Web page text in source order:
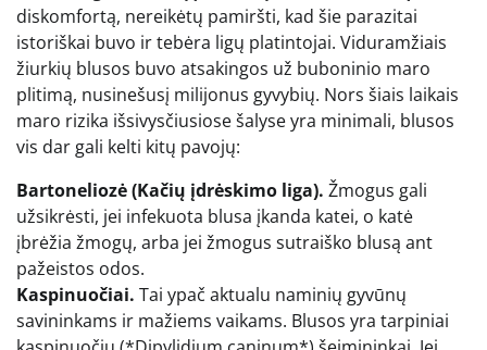
diskomfortą, nereikėtų pamiršti, kad šie parazitai
istoriškai buvo ir tebėra ligų platintojai. Viduramžiais
žiurkių blusos buvo atsakingos už buboninio maro
plitimą, nusinešusį milijonus gyvybių. Nors šiais laikais
maro rizika išsivysčiusiose šalyse yra minimali, blusos
vis dar gali kelti kitų pavojų:
Bartoneliozė (Kačių įdrėskimo liga). Žmogus gali
užsikrėsti, jei infekuota blusa įkanda katei, o katė
įbrėžia žmogų, arba jei žmogus sutraiško blusą ant
pažeistos odos.
Kaspinuočiai. Tai ypač aktualu naminių gyvūnų
savininkams ir mažiems vaikams. Blusos yra tarpiniai